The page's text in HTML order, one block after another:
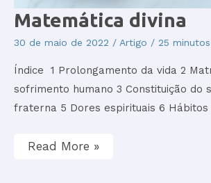
Matemática divina
30 de maio de 2022 / Artigo / 25
Índice 1 Prolongamento da vida 2
sofrimento humano 3 Constituição do
fraterna 5 Dores espirituais 6 Hábitos
Matemática
divina
Read More »